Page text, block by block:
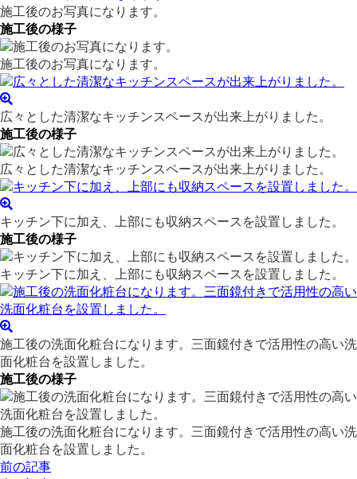
施工後のお写真になります。
施工後の様子
施工後のお写真になります。
広々とした清潔なキッチンスペースが出来上がりました。
施工後の様子
広々とした清潔なキッチンスペースが出来上がりました。
キッチン下に加え、上部にも収納スペースを設置しました。
施工後の様子
キッチン下に加え、上部にも収納スペースを設置しました。
施工後の洗面化粧台になります。三面鏡付きで活用性の高い洗
面化粧台を設置しました。
施工後の様子
施工後の洗面化粧台になります。三面鏡付きで活用性の高い洗
面化粧台を設置しました。
前の記事